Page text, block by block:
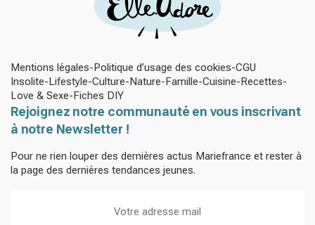
Mentions légales Politique d’usage des cookies CGU
Insolite Lifestyle Culture Nature Famille Cuisine Recettes
Love & Sexe Fiches DIY
Rejoignez notre communauté en vous inscrivant
à notre Newsletter !
Pour ne rien louper des dernières actus Mariefrance et rester à
la page des dernières tendances jeunes.